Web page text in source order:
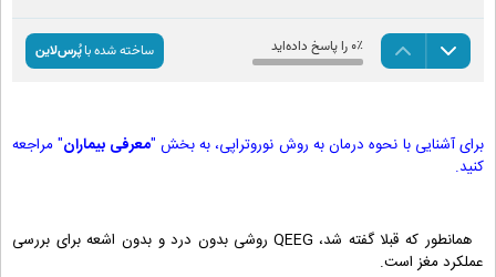
برای آشنایی با نحوه درمان به روش نوروتراپی، به بخش "معرفی بیماران" مراجعه
کنید.
همانطور که قبلا گفته شد، QEEG روشی بدون درد و بدون اشعه برای بررسی
عملکرد مغز است.